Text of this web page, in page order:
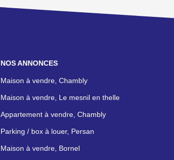
NOS ANNONCES
Maison à vendre, Chambly
Maison à vendre, Le mesnil en thelle
Appartement à vendre, Chambly
Parking / box à louer, Persan
Maison à vendre, Bornel